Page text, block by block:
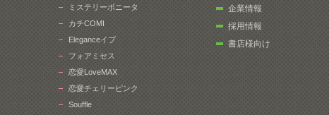
ミステリーボニータ
カチCOMI
Eleganceイブ
フォアミセス
恋愛LoveMAX
恋愛チェリーピンク
Souffle
企業情報
採用情報
書店様向け